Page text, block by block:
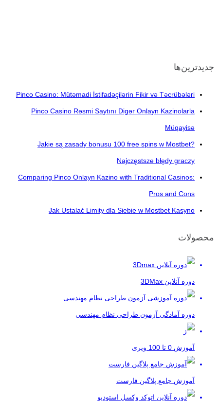
جدیدترین‌ها
Pinco Casino: Mütəmadi İstifadəçilərin Fikir və Təcrübələri
Pinco Casino Rəsmi Saytını Digər Onlayn Kazinolarla
Müqayisə
Jakie są zasady bonusu 100 free spins w Mostbet?
Najczęstsze błędy graczy
Comparing Pinco Onlayn Kazino with Traditional Casinos:
Pros and Cons
Jak Ustalać Limity dla Siebie w Mostbet Kasyno
محصولات
دوره آنلاین 3DMax
دوره آمادگی آزمون طراحی نظام مهندسی
آموزش 0 تا 100 ویری
آموزش جامع پلاگین فارست